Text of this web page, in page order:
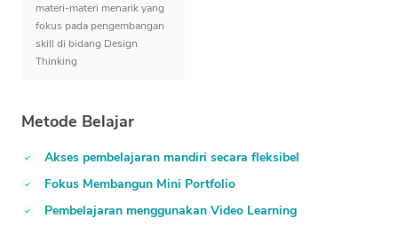
materi-materi menarik yang
fokus pada pengembangan
skill di bidang Design
Thinking
Metode Belajar
Akses pembelajaran mandiri secara fleksibel
Fokus Membangun Mini Portfolio
Pembelajaran menggunakan Video Learning